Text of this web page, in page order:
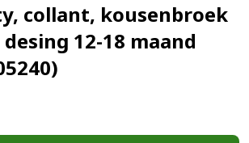
collant, kousenbroek
12-18 maand